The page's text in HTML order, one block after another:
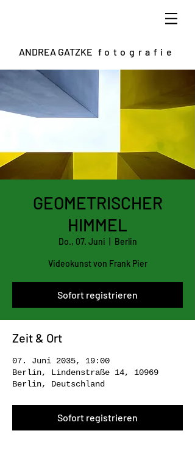
ANDREA GATZKE fotografie
GEOMETRISCHER
HIMMEL
Do., 07. Juni Berlin
Videokunst von Frank Pier
Sofort registrieren
Zeit & Ort
07. Juni 2035, 19:00
Berlin, Lindenstraße 14, 10969
Berlin, Deutschland
Sofort registrieren